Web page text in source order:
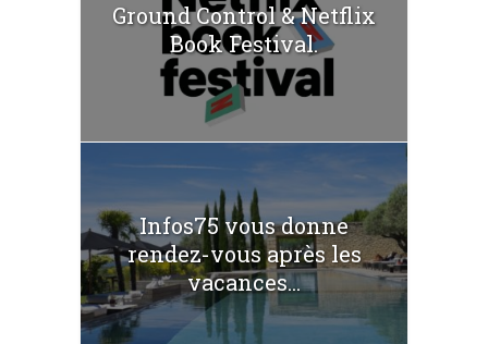
Ground Control & Netflix
Book Festival.
Infos75 vous donne
rendez-vous après les
vacances...